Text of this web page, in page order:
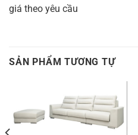
giá theo yêu cầu
SẢN PHẨM TƯƠNG TỰ